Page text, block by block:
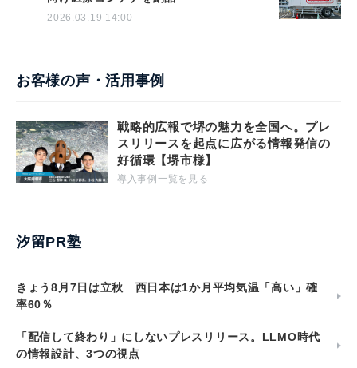
2026.03.19 14:00
お客様の声・活用事例
戦略的広報で堺の魅力を全国へ。プレ
スリリースを起点に広がる情報発信の
好循環【堺市様】
導入事例一覧を見る
汐留PR塾
きょう8月7日は立秋 西日本は1か月平均気温「高い」確
率60％
「配信して終わり」にしないプレスリリース。LLMO時代
の情報設計、3つの視点